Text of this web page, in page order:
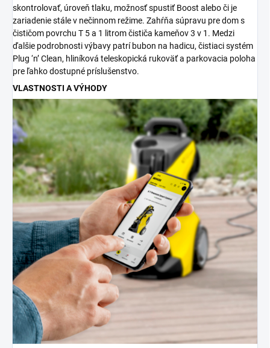
skontrolovať, úroveň tlaku, možnosť spustiť Boost alebo či je
zariadenie stále v nečinnom režime. Zahŕňa súpravu pre dom s
čističom povrchu T 5 a 1 litrom čističa kameňov 3 v 1. Medzi
ďalšie podrobnosti výbavy patrí bubon na hadicu, čistiaci systém
Plug ‘n’ Clean, hliníková teleskopická rukoväť a parkovacia poloha
pre ľahko dostupné príslušenstvo.
VLASTNOSTI A VÝHODY